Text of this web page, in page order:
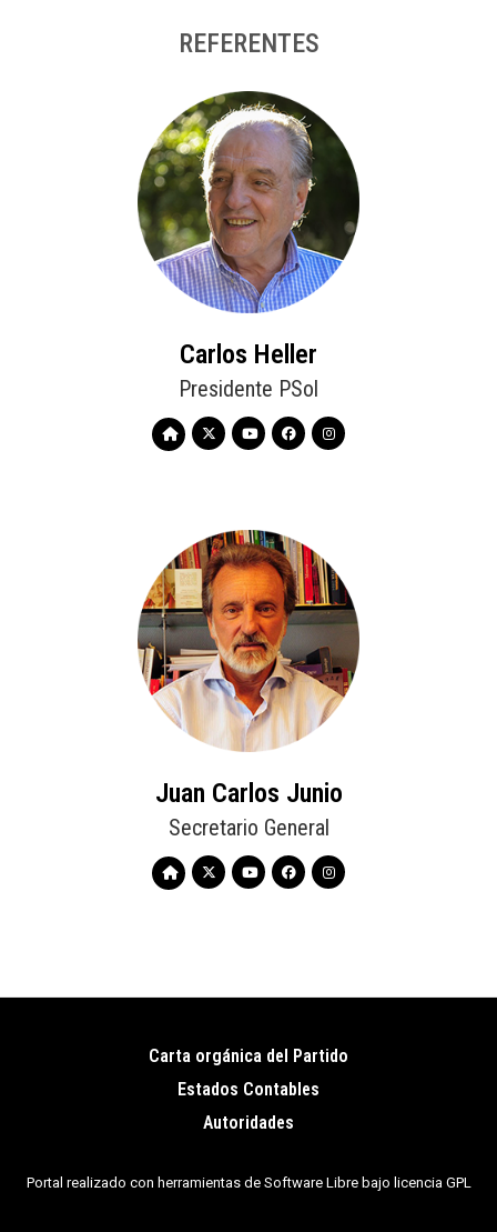
REFERENTES
Carlos Heller
Presidente PSol
Juan Carlos Junio
Secretario General
Pie
página
Carta orgánica del Partido
Estados Contables
Autoridades
Portal realizado con herramientas de Software Libre bajo licencia GPL